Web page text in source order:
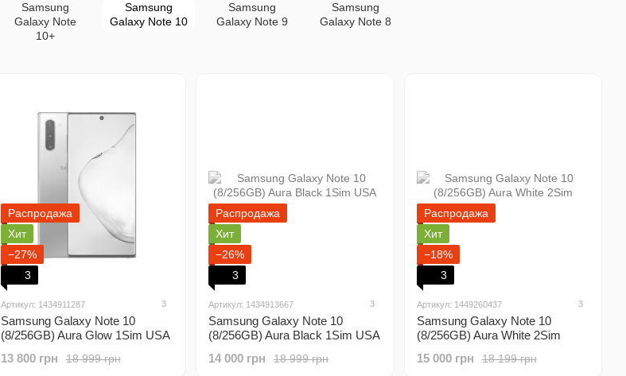
Samsung
Galaxy Note
10+
Samsung
Galaxy Note 10
Samsung
Galaxy Note 9
Samsung
Galaxy Note 8
Распродажа
Хит
−27%
3
Артикул: 1434911287 3
Samsung Galaxy Note 10
(8/256GB) Aura Glow 1Sim USA
18 999 грн
13 800 грн
Распродажа
Хит
−26%
3
Артикул: 1434913667 3
Samsung Galaxy Note 10
(8/256GB) Aura Black 1Sim USA
18 999 грн
14 000 грн
Распродажа
Хит
−18%
3
Артикул: 1449260437 3
Samsung Galaxy Note 10
(8/256GB) Aura White 2Sim
18 199 грн
15 000 грн